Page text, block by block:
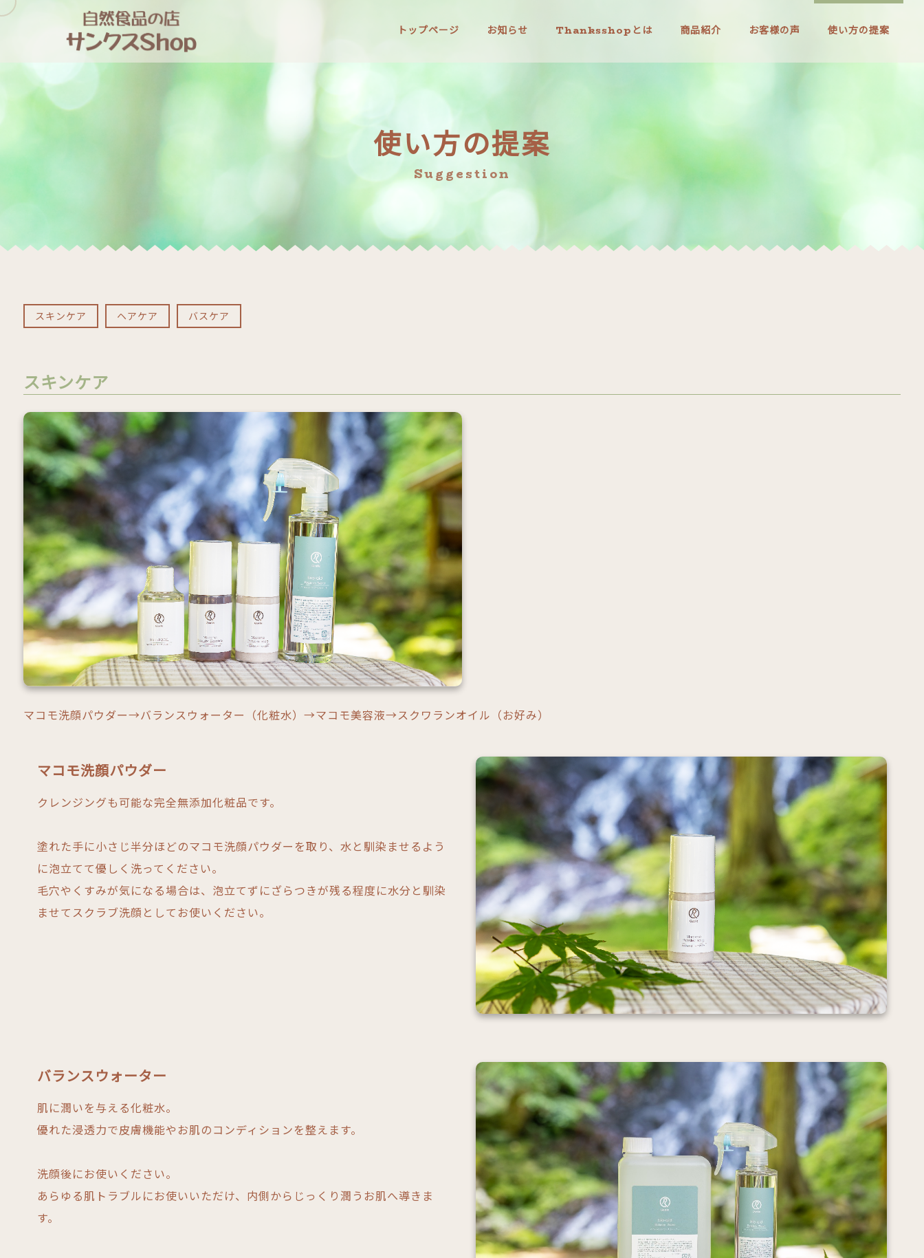
トップページ お知らせ Thanksshopとは 商品紹介 お客様の声 使い方の提案
使い方の提案
Suggestion
スキンケア ヘアケア バスケア
スキンケア
マコモ洗顔パウダー→バランスウォーター（化粧水）→マコモ美容液→スクワランオイル（お好み）
マコモ洗顔パウダー
クレンジングも可能な完全無添加化粧品です。
塗れた手に小さじ半分ほどのマコモ洗顔パウダーを取り、水と馴染ませるよう
に泡立てて優しく洗ってください。
毛穴やくすみが気になる場合は、泡立てずにざらつきが残る程度に水分と馴染
ませてスクラブ洗顔としてお使いください。
バランスウォーター
肌に潤いを与える化粧水。
優れた浸透力で皮膚機能やお肌のコンディションを整えます。
洗顔後にお使いください。
あらゆる肌トラブルにお使いいただけ、内側からじっくり潤うお肌へ導きま
す。